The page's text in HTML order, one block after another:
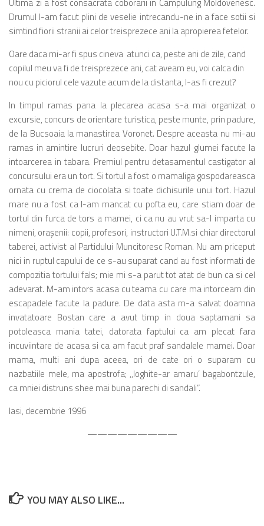
Drumul l-am facut plini de veselie intrecandu-ne in a face sotii si
simtind fiorii stranii ai celor treisprezece ani la apropierea fetelor.
Oare daca mi-ar fi spus cineva atunci ca, peste ani de zile, cand
copilul meu va fi de treisprezece ani, cat aveam eu, voi calca din
nou cu piciorul cele vazute acum de la distanta, l-as fi crezut?
In timpul ramas pana la plecarea acasa s-a mai organizat o
excursie, concurs de orientare turistica, peste munte, prin padure,
de la Bucsoaia la manastirea Voronet. Despre aceasta nu mi-au
ramas in amintire lucruri deosebite. Doar hazul glumei facute la
intoarcerea in tabara. Premiul pentru detasamentul castigator al
concursului era un tort. Si tortul a fost o mamaliga gospodareasca
ornata cu crema de ciocolata si toate dichisurile unui tort. Hazul
mare nu a fost ca l-am mancat cu pofta eu, care stiam doar de
tortul din furca de tors a mamei, ci ca nu au vrut sa-l imparta cu
nimeni, oraşenii: copii, profesori, instructori U.T.M.si chiar directorul
taberei, activist al Partidului Muncitoresc Roman. Nu am priceput
nici in ruptul capului de ce s-au suparat cand au fost informati de
compozitia tortului fals; mie mi s-a parut tot atat de bun ca si cel
adevarat. M-am intors acasa cu teama cu care ma intorceam din
escapadele facute la padure. De data asta m-a salvat doamna
invatatoare Bostan care a avut timp in doua saptamani sa
potoleasca mania tatei, datorata faptului ca am plecat fara
incuviintare de acasa si ca am facut praf sandalele mamei. Doar
mama, multi ani dupa aceea, ori de cate ori o suparam cu
nazbatiile mele, ma apostrofa; ,,loghite-ar amaru’ bagabontzule,
ca mniei distruns shee mai buna parechi di sandali”.
Iasi, decembrie 1996
—————————
YOU MAY ALSO LIKE...